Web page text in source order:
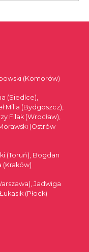
(Komorów)
(Siedlce),
Milla (Bydgoszcz),
Filak (Wrocław),
(Ostrów
(Toruń), Bogdan
(Kraków)
Jadwiga
(Płock)